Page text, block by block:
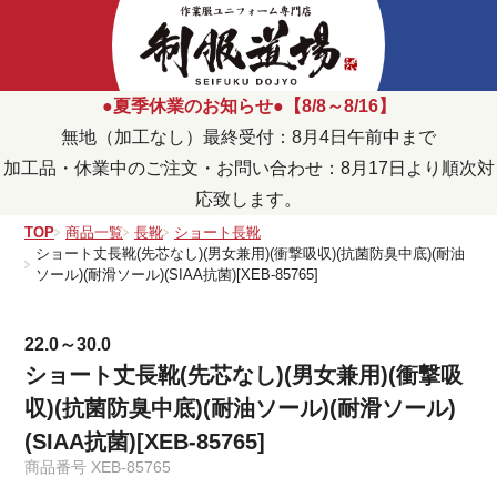
●夏季休業のお知らせ●【8/8～8/16】
無地（加工なし）最終受付：8月4日午前中まで
加工品・休業中のご注文・お問い合わせ：8月17日より順次対
応致します。
TOP 商品一覧 長靴
ショート長靴
ショート丈長靴(先芯なし)(男女兼用)(衝撃吸収)(抗菌防臭中底)(耐油
ソール)(耐滑ソール)(SIAA抗菌)[XEB-85765]
22.0～30.0
ショート丈長靴(先芯なし)(男女兼用)(衝撃吸
収)(抗菌防臭中底)(耐油ソール)(耐滑ソール)
(SIAA抗菌)[XEB-85765]
商品番号 XEB-85765